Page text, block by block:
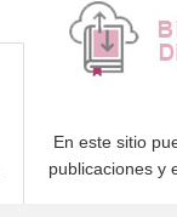
En este sitio
publicaciones y